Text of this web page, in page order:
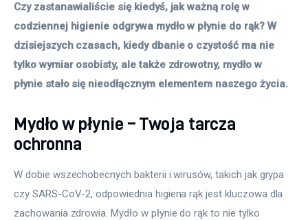
Czy zastanawialiście się kiedyś, jak ważną rolę w
codziennej higienie odgrywa mydło w płynie do rąk? W
dzisiejszych czasach, kiedy dbanie o czystość ma nie
tylko wymiar osobisty, ale także zdrowotny, mydło w
płynie stało się nieodłącznym elementem naszego życia.
Mydło w płynie – Twoja tarcza
ochronna
W dobie wszechobecnych bakterii i wirusów, takich jak grypa
czy SARS-CoV-2, odpowiednia higiena rąk jest kluczowa dla
zachowania zdrowia. Mydło w płynie do rąk to nie tylko